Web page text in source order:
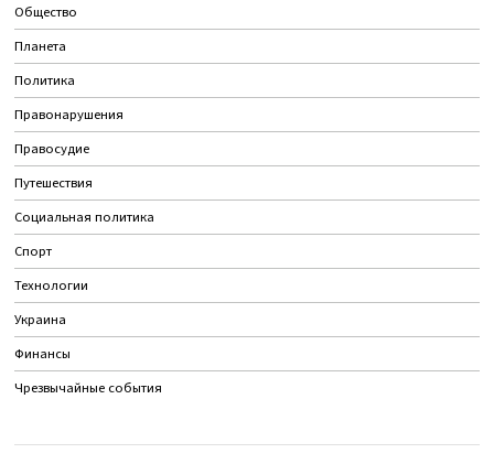
Общество
Планета
Политика
Правонарушения
Правосудие
Путешествия
Социальная политика
Спорт
Технологии
Украина
Финансы
Чрезвычайные события